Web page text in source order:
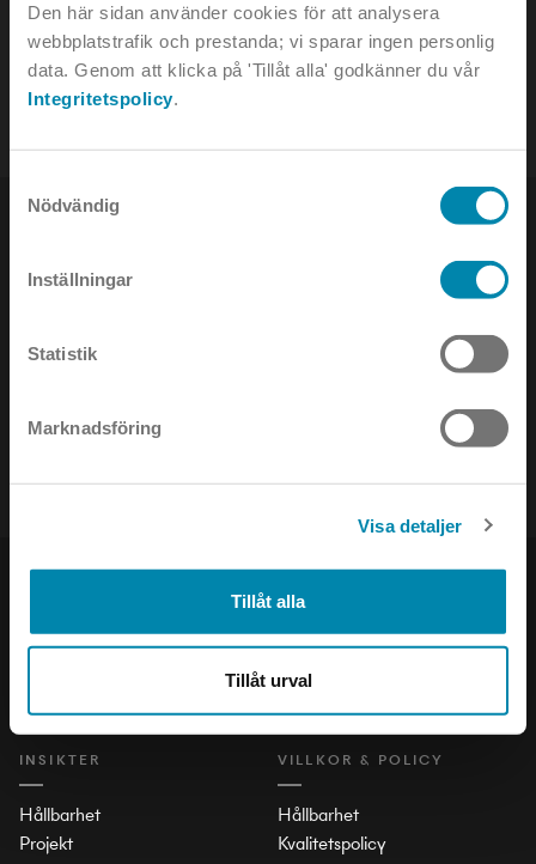
Den här sidan använder cookies för att analysera
webbplatstrafik och prestanda; vi sparar ingen personlig
data. Genom att klicka på 'Tillåt alla' godkänner du vår
Integritetspolicy.
Nödvändig
Inställningar
Statistik
Marknadsföring
Visa detaljer
Tillåt alla
Tillåt urval
e-mail:info@annell.se
tel:08-442 90 00
Inomhus
INSIKTER
Hållbarhet
Projekt
LinkedIn
Facebook
VILLKOR & POLICY
Hållbarhet
Kvalitetspolicy